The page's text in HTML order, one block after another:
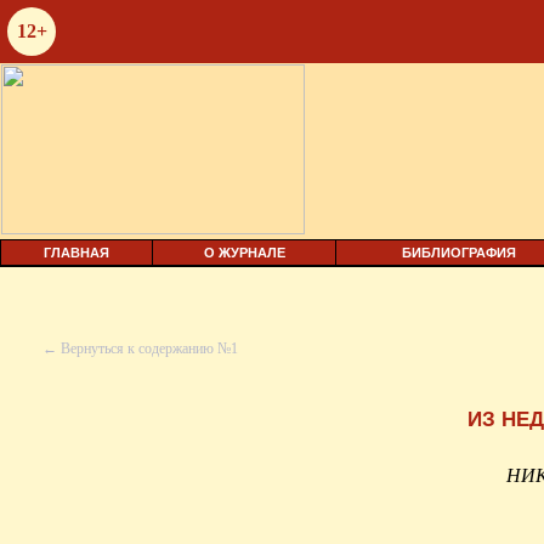
12+
ГЛАВНАЯ О ЖУРНАЛЕ БИБЛИОГРАФИЯ
← Вернуться к содержанию №1
ИЗ